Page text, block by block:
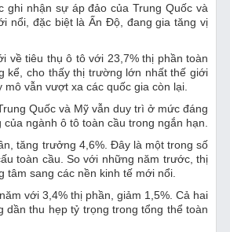
nhận sự áp đảo của Trung Quốc và
nổi, đặc biệt là Ấn Độ, đang gia tăng vị
về tiêu thụ ô tô với 23,7% thị phần toàn
kể, cho thấy thị trường lớn nhất thế giới
vẫn vượt xa các quốc gia còn lại.
Quốc và Mỹ vẫn duy trì ở mức đáng
ngành ô tô toàn cầu trong ngắn hạn.
tăng trưởng 4,6%. Đây là một trong số
toàn cầu. So với những năm trước, thị
sang các nền kinh tế mới nổi.
với 3,4% thị phần, giảm 1,5%. Cả hai
thu hẹp tỷ trọng trong tổng thể toàn